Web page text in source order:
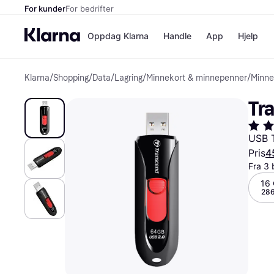
For kunderFor bedrifter
Oppdag Klarna
Betal nå
Betal i 3
Betal innen
Finansiering
Handle
Butikker
kicks.no
App Hjelp
Klarna/Shopping/Data/Lagring/Minnekort & minnepenner/
USB
Pris
Fra 3
16